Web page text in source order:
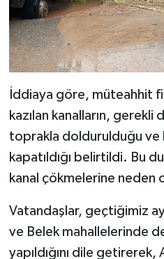
İddiaya göre, müteahhit
kazılan kanalların,
toprakla doldurulduğu ve
kapatıldığı belirtildi. Bu
kanal çökmelerine
Vatandaşlar, geçtiğimiz
ve Belek mahallelerinde
yapıldığını dile